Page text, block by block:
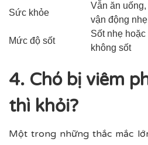
Sức khỏe
Vẫn ăn uống,
vận động nhẹ
Mức độ sốt
Sốt nhẹ hoặc
không sốt
4. Chó bị viêm
thì khỏi​?
Một trong những thắc mắc